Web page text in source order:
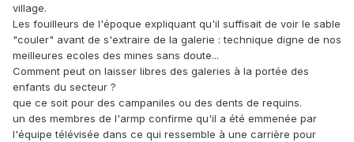
village.
Les fouilleurs de l'époque expliquant qu'il suffisait de voir le sable
"couler" avant de s'extraire de la galerie : technique digne de nos
meilleures ecoles des mines sans doute...
Comment peut on laisser libres des galeries à la portée des
enfants du secteur ?
que ce soit pour des campaniles ou des dents de requins.
un des membres de l'armp confirme qu'il a été emmenée par
l'équipe télévisée dans ce qui ressemble à une carrière pour